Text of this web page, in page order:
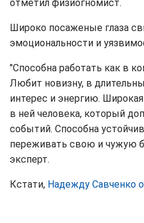
отметил физиогномист.
Широко посаженые глаза
эмоциональности и
"Способна работать как в
Любит новизну, в
интерес и энергию.
в ней человека, который
событий. Способна
переживать свою и чужую
эксперт.
Кстати, Надежду Савченко